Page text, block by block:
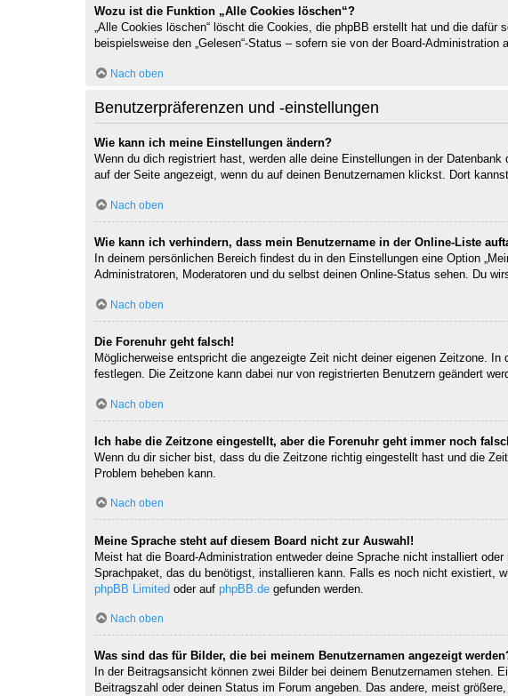
Wozu ist die Funktion „Alle Cookies löschen“?
„Alle Cookies löschen“ löscht die Cookies, die phpBB erstellt hat und die
beispielsweise den „Gelesen“-Status – sofern sie von der Board-
Nach oben
Benutzerpräferenzen und -einstellungen
Wie kann ich meine Einstellungen ändern?
Wenn du dich registriert hast, werden alle deine Einstellungen in der
auf der Seite angezeigt, wenn du auf deinen Benutzernamen klickst. Dort
Nach oben
Wie kann ich verhindern, dass mein Benutzername in der Online-Liste
In deinem persönlichen Bereich findest du in den Einstellungen eine Option
Administratoren, Moderatoren und du selbst deinen Online-Status sehen. Du
Nach oben
Die Forenuhr geht falsch!
Möglicherweise entspricht die angezeigte Zeit nicht deiner eigenen Zeitzone.
festlegen. Die Zeitzone kann dabei nur von registrierten Benutzern geändert
Nach oben
Ich habe die Zeitzone eingestellt, aber die Forenuhr geht immer noch
Wenn du dir sicher bist, dass du die Zeitzone richtig eingestellt hast und die
Problem beheben kann.
Nach oben
Meine Sprache steht auf diesem Board nicht zur Auswahl!
Meist hat die Board-Administration entweder deine Sprache nicht installiert
Sprachpaket, das du benötigst, installieren kann. Falls es noch nicht existiert,
phpBB Limited oder auf phpBB.de gefunden werden.
Nach oben
Was sind das für Bilder, die bei meinem Benutzernamen angezeigt
In der Beitragsansicht können zwei Bilder bei deinem Benutzernamen
Beitragszahl oder deinen Status im Forum angeben. Das andere, meist